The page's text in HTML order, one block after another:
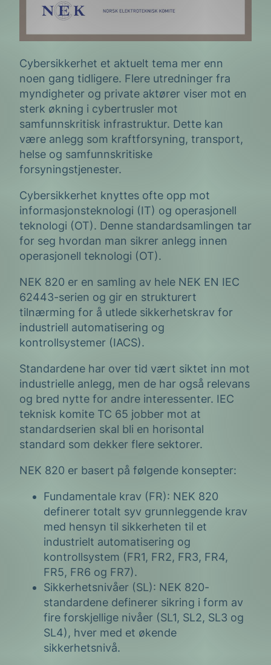
Cybersikkerhet et aktuelt tema mer enn
noen gang tidligere. Flere utredninger fra
myndigheter og private aktører viser mot en
sterk økning i cybertrusler mot
samfunnskritisk infrastruktur. Dette kan
være anlegg som kraftforsyning, transport,
helse og samfunnskritiske
forsyningstjenester.
Cybersikkerhet knyttes ofte opp mot
informasjonsteknologi (IT) og operasjonell
teknologi (OT). Denne standardsamlingen tar
for seg hvordan man sikrer anlegg innen
operasjonell teknologi (OT).
NEK 820 er en samling av hele NEK EN IEC
62443-serien og gir en strukturert
tilnærming for å utlede sikkerhetskrav for
industriell automatisering og
kontrollsystemer (IACS).
Standardene har over tid vært siktet inn mot
industrielle anlegg, men de har også relevans
og bred nytte for andre interessenter. IEC
teknisk komite TC 65 jobber mot at
standardserien skal bli en horisontal
standard som dekker flere sektorer.
NEK 820 er basert på følgende konsepter:
Fundamentale krav (FR): NEK 820
definerer totalt syv grunnleggende krav
med hensyn til sikkerheten til et
industrielt automatisering og
kontrollsystem (FR1, FR2, FR3, FR4,
FR5, FR6 og FR7).
Sikkerhetsnivåer (SL): NEK 820-
standardene definerer sikring i form av
fire forskjellige nivåer (SL1, SL2, SL3 og
SL4), hver med et økende
sikkerhetsnivå.